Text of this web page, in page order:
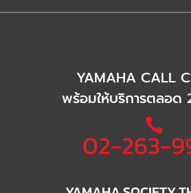
YAMAHA CALL
พร้อมให้บริการตลอด
02-263-